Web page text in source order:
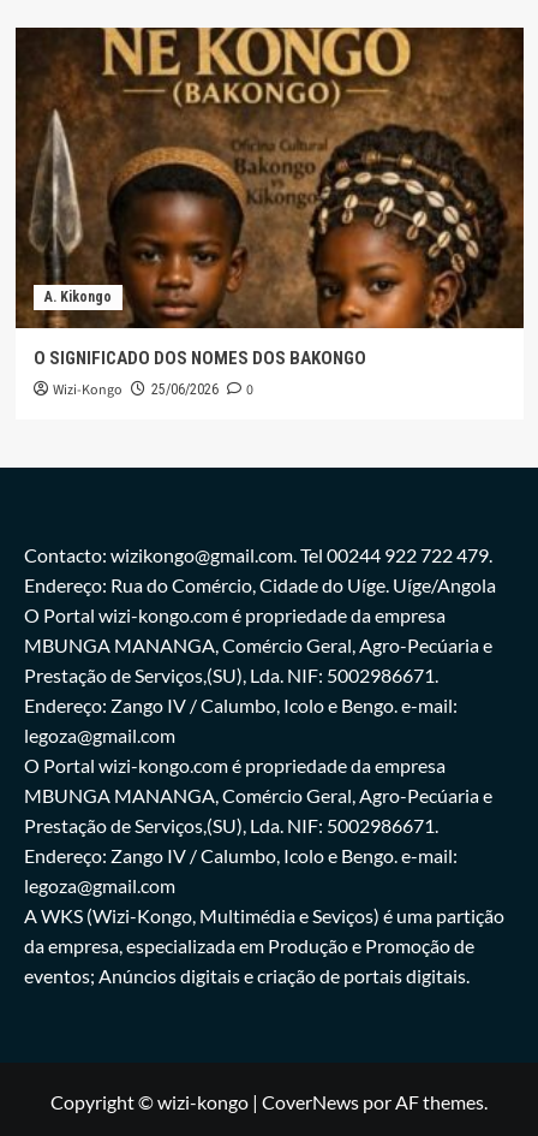
A. Kikongo
O SIGNIFICADO DOS NOMES DOS BAKONGO
Wizi-Kongo 25/06/2026 0
Contacto: wizikongo@gmail.com. Tel 00244 922 722 479.
Endereço: Rua do Comércio, Cidade do Uíge. Uíge/Angola
O Portal wizi-kongo.com é propriedade da empresa
MBUNGA MANANGA, Comércio Geral, Agro-Pecúaria e
Prestação de Serviços,(SU), Lda. NIF: 5002986671.
Endereço: Zango IV / Calumbo, Icolo e Bengo. e-mail:
legoza@gmail.com
O Portal wizi-kongo.com é propriedade da empresa
MBUNGA MANANGA, Comércio Geral, Agro-Pecúaria e
Prestação de Serviços,(SU), Lda. NIF: 5002986671.
Endereço: Zango IV / Calumbo, Icolo e Bengo. e-mail:
legoza@gmail.com
A WKS (Wizi-Kongo, Multimédia e Seviços) é uma partição
da empresa, especializada em Produção e Promoção de
eventos; Anúncios digitais e criação de portais digitais.
Copyright © wizi-kongo | CoverNews por AF themes.